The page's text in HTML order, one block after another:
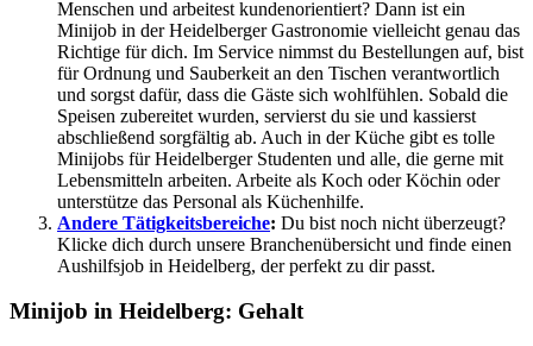
Menschen und arbeitest kundenorientiert? Dann ist ein
Minijob in der Heidelberger Gastronomie vielleicht genau das
Richtige für dich. Im Service nimmst du Bestellungen auf, bist
für Ordnung und Sauberkeit an den Tischen verantwortlich
und sorgst dafür, dass die Gäste sich wohlfühlen. Sobald die
Speisen zubereitet wurden, servierst du sie und kassierst
abschließend sorgfältig ab. Auch in der Küche gibt es tolle
Minijobs für Heidelberger Studenten und alle, die gerne mit
Lebensmitteln arbeiten. Arbeite als Koch oder Köchin oder
unterstütze das Personal als Küchenhilfe.
Andere Tätigkeitsbereiche: Du bist noch nicht überzeugt?
Klicke dich durch unsere Branchenübersicht und finde einen
Aushilfsjob in Heidelberg, der perfekt zu dir passt.
Minijob in Heidelberg: Gehalt